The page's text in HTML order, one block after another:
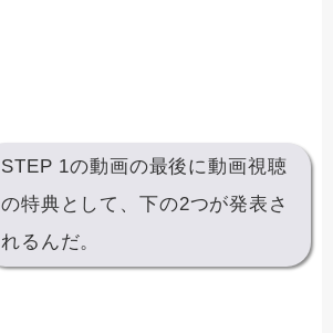
STEP 1の動画の最後に動画視聴
の特典として、下の2つが発表さ
れるんだ。